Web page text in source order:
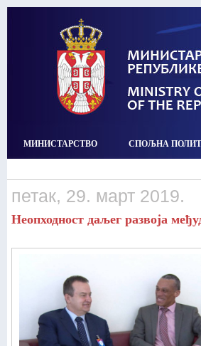
МИНИСТАРСТВО СПОЉНА
петак, 29. март 2019.
Неопходност даљег развоја